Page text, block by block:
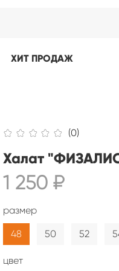
ХИТ ПРОДАЖ
(0)
Халат
1 250 ₽
размер
48 50 52
цвет